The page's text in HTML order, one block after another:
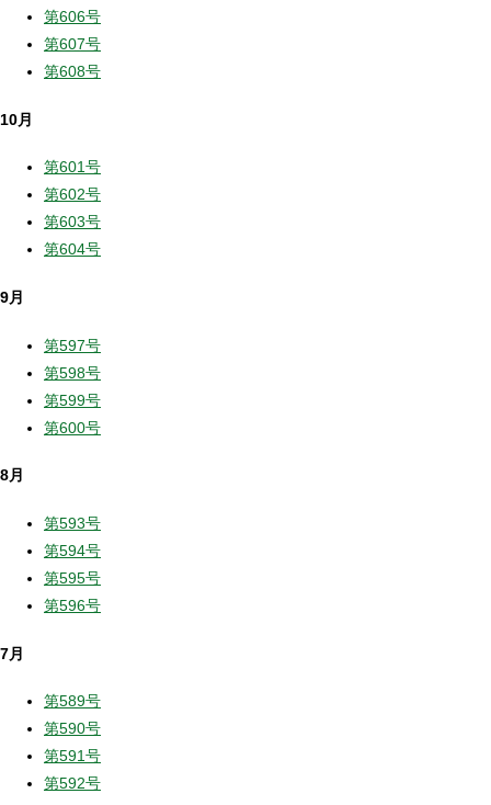
第606号
第607号
第608号
10月
第601号
第602号
第603号
第604号
9月
第597号
第598号
第599号
第600号
8月
第593号
第594号
第595号
第596号
7月
第589号
第590号
第591号
第592号